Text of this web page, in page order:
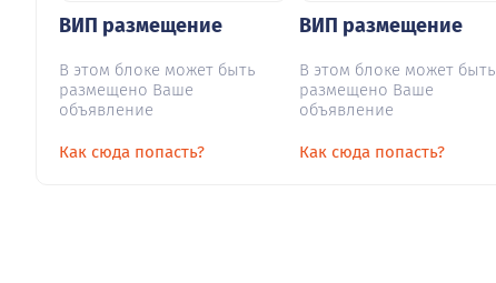
ВИП размещение
В этом блоке может быть
размещено Ваше
объявление
Как сюда попасть?
ВИП размещение
В этом блоке может быть
размещено Ваше
объявление
Как сюда попасть?